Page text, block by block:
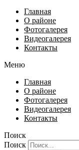
Главная
О районе
Фотогалерея
Видеогалерея
Контакты
Меню
Главная
О районе
Фотогалерея
Видеогалерея
Контакты
Поиск
Поиск